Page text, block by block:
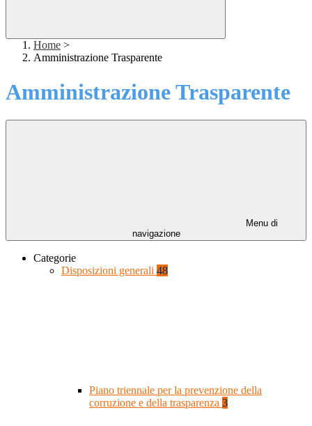
Home >
Amministrazione Trasparente
Amministrazione Trasparente
Menu di
navigazione
Categorie
Disposizioni generali 48
Piano triennale per la prevenzione della
corruzione e della trasparenza 3